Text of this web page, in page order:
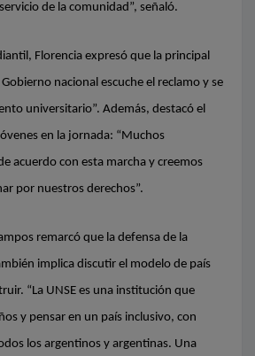
de la comunidad”, señaló.
Florencia expresó que la principal
nacional escuche el reclamo y se
universitario”. Además, destacó el
en la jornada: “Muchos
acuerdo con esta marcha y creemos
por nuestros derechos”.
remarcó que la defensa de la
implica discutir el modelo de país
“La UNSE es una institución que
y pensar en un país inclusivo, con
los argentinos y argentinas. Una